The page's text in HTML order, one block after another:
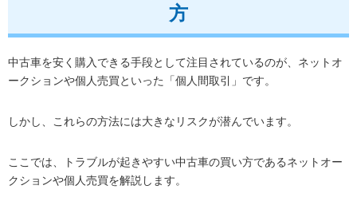
方
中古車を安く購入できる手段として注目されているのが、ネットオ
ークションや個人売買といった「個人間取引」です。
しかし、これらの方法には大きなリスクが潜んでいます。
ここでは、トラブルが起きやすい中古車の買い方であるネットオー
クションや個人売買を解説します。